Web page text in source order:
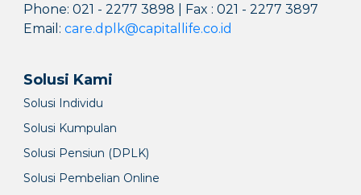
Phone: 021 - 2277 3898 | Fax : 021 - 2277 3897
Email:care.dplk@capitallife.co.id
Solusi Kami
Solusi Individu
Solusi Kumpulan
Solusi Pensiun (DPLK)
Solusi Pembelian Online